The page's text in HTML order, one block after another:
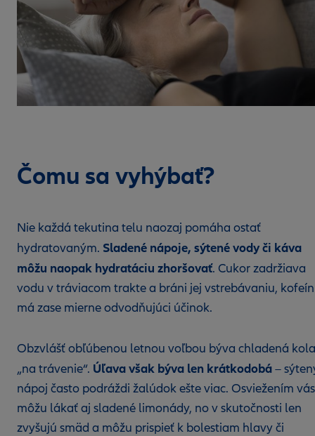
Čomu sa vyhýbať?
Nie každá tekutina telu naozaj pomáha ostať
hydratovaným. Sladené nápoje, sýtené vody či káva
môžu naopak hydratáciu zhoršovať. Cukor zadržiava
vodu v tráviacom trakte a bráni jej vstrebávaniu, kofeín
má zase mierne odvodňujúci účinok.
Obzvlášť obľúbenou letnou voľbou býva chladená kola
„na trávenie“. Úľava však býva len krátkodobá–
nápoj často podráždi žalúdok ešte viac. Osviežením vás
môžu lákať aj sladené limonády, no v skutočnosti len
zvyšujú smäd a môžu prispieť k bolestiam hlavy či